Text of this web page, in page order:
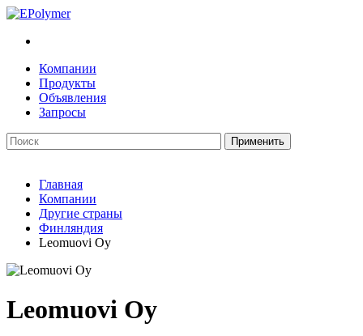
Компании
Продукты
Объявления
Запросы
Главная
Компании
Другие страны
Финляндия
Leomuovi Oy
Leomuovi Oy